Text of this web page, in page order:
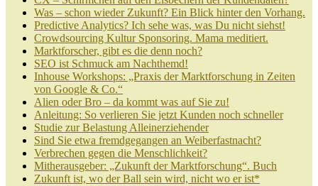
Was – schon wieder Zukunft? Ein Blick hinter den Vorhang.
Predictive Analytics? Ich sehe was, was Du nicht siehst!
Crowdsourcing Kultur Sponsoring. Mama meditiert.
Marktforscher, gibt es die denn noch?
SEO ist Schmuck am Nachthemd!
Inhouse Workshops: „Praxis der Marktforschung in Zeiten
von Google & Co.“
Alien oder Bro – da kommt was auf Sie zu!
Anleitung: So verlieren Sie jetzt Kunden noch schneller
Studie zur Belastung Alleinerziehender
Sind Sie etwa fremdgegangen an Weiberfastnacht?
Verbrechen gegen die Menschlichkeit?
Mitherausgeber: „Zukunft der Marktforschung“. Buch
Zukunft ist, wo der Ball sein wird, nicht wo er ist*